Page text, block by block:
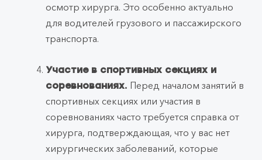
осмотр хирурга. Это особенно актуально
для водителей грузового и пассажирского
транспорта.
Участие в спортивных секциях и
соревнованиях. Перед началом занятий в
спортивных секциях или участия в
соревнованиях часто требуется справка от
хирурга, подтверждающая, что у вас нет
хирургических заболеваний, которые